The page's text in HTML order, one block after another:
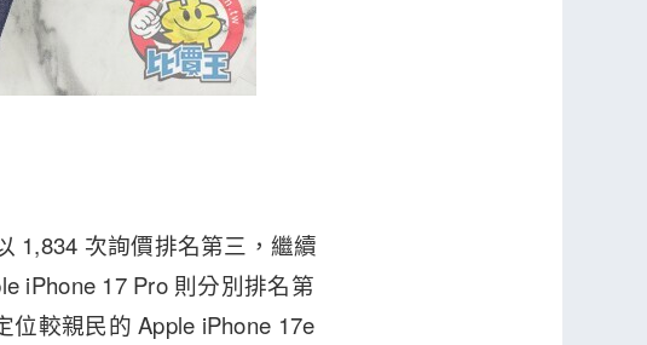
1,834 次詢價排名第三，繼續
iPhone 17 Pro 則分別排名第
較親民的 Apple iPhone 17e